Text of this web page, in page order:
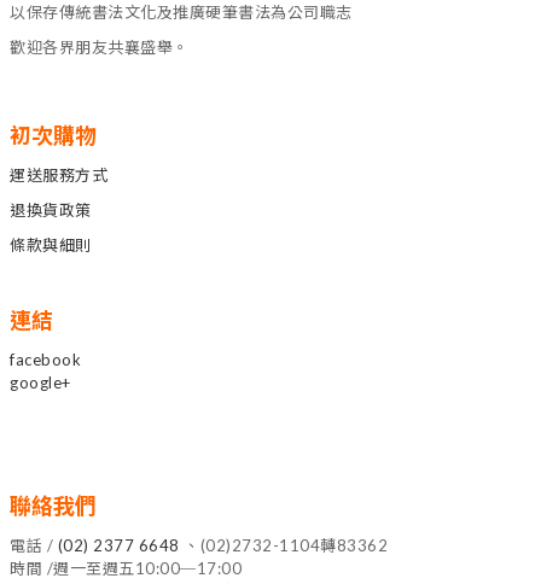
以保存傳統書法文化及推廣硬筆書法為公司職志
歡迎各界朋友共襄盛舉。
初次購物
運送服務方式
退換貨政策
條款與細則
連結
facebook
google+
聯絡我們
電話 / (02) 2377 6648
、(02)2732-1104轉83362
時間 /週一至週五10:00─17:00